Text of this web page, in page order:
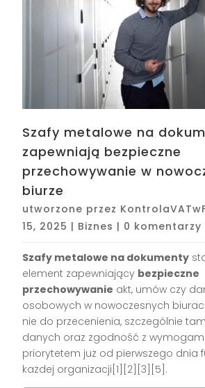
Szafy metalowe na
zapewniają bezpieczne
przechowywanie w
biurze
utworzone przez
15, 2025 | Biznes | 0 komentarzy
Szafy metalowe na dokumenty
element zapewniający bezpieczne
przechowywanie akt, umów czy
osobowych w nowoczesnych
nie do przecenienia, szczególnie
danych oraz zgodność z
priorytetem już od pierwszego dnia
każdej organizacji[1][2][3][5].